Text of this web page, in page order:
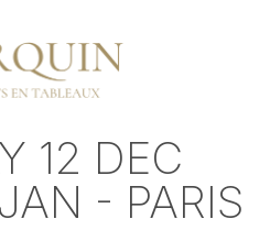
12 DEC
- PARIS